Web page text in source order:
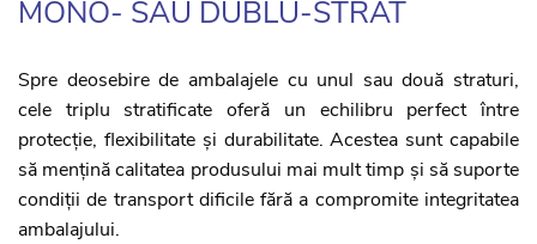
MONO- SAU DUBLU-STRAT
Spre deosebire de ambalajele cu unul sau două straturi,
cele triplu stratificate oferă un echilibru perfect între
protecție, flexibilitate și durabilitate. Acestea sunt capabile
să mențină calitatea produsului mai mult timp și să suporte
condiții de transport dificile fără a compromite integritatea
ambalajului.